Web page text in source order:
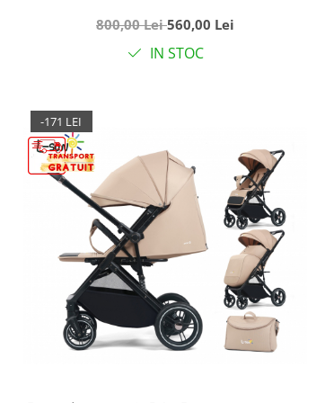
800,00 Lei560,00 Lei
IN STOC
-171 LEI